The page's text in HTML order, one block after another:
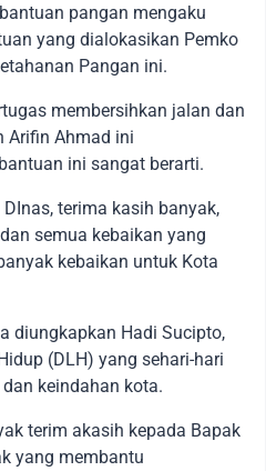
pangan mengaku
yang dialokasikan Pemko
Pangan ini.
membersihkan jalan dan
Arifin Ahmad ini
ini sangat berarti.
terima kasih banyak,
semua kebaikan yang
kebaikan untuk Kota
diungkapkan Hadi Sucipto,
(DLH) yang sehari-hari
keindahan kota.
terim akasih kepada Bapak
yang membantu